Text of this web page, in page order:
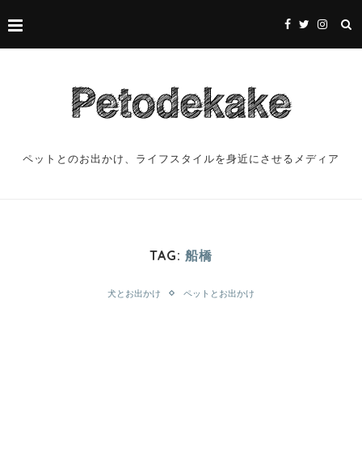
ペットとのお出かけ、ライフスタイルを身近にさせるメディア
TAG: 船橋
犬とお出かけ ペットとお出かけ